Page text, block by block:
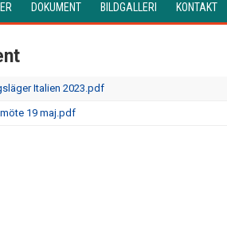
DOKUMENT BILDGALLERI KONTAKT
Italien 2023.pdf
19 maj.pdf